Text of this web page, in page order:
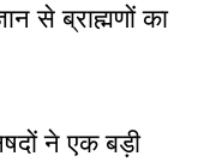
से ब्राह्मणों का
ने एक बड़ी